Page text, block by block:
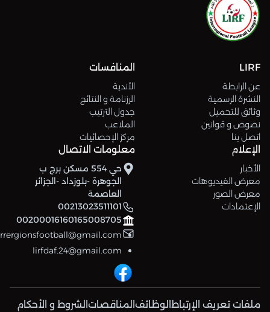
LIRF
عن الرابطة
النشرة الرسمية
وثائق للتحميل
نصوص و قوانين
اتصل بنا
المنافسات
الأندية
الرزنامة و النتائج
جدول الترتيب
الملاعب
مركز الإحصائيات
الإعلام
الأخبار
معرض الفيديوهات
معرض الصور
الإعتمادات
معلومات الاتصال
حي 554 مسكن برج ب
الجوهرة -بلوزداد -الجزائر
العاصمة
00213023511101
00200016160165008705
lirfdaf.24@gmail.com
ملفات تعريف الإرتباط الوظائف المناقصات الشروط و الأحكام